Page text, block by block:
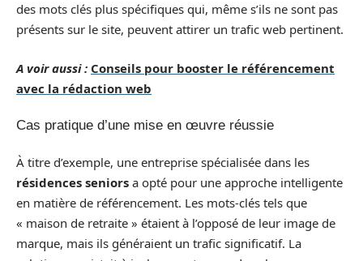
des mots clés plus spécifiques qui, même s’ils ne sont pas
présents sur le site, peuvent attirer un trafic web pertinent.
A voir aussi : Conseils pour booster le référencement
avec la rédaction web
Cas pratique d’une mise en œuvre réussie
À titre d’exemple, une entreprise spécialisée dans les
résidences seniors a opté pour une approche intelligente
en matière de référencement. Les mots-clés tels que
« maison de retraite » étaient à l’opposé de leur image de
marque, mais ils généraient un trafic significatif. La